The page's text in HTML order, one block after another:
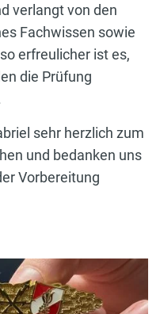
verlangt von den
Fachwissen sowie
erfreulicher ist es,
die Prüfung
sehr herzlich zum
und bedanken uns
Vorbereitung